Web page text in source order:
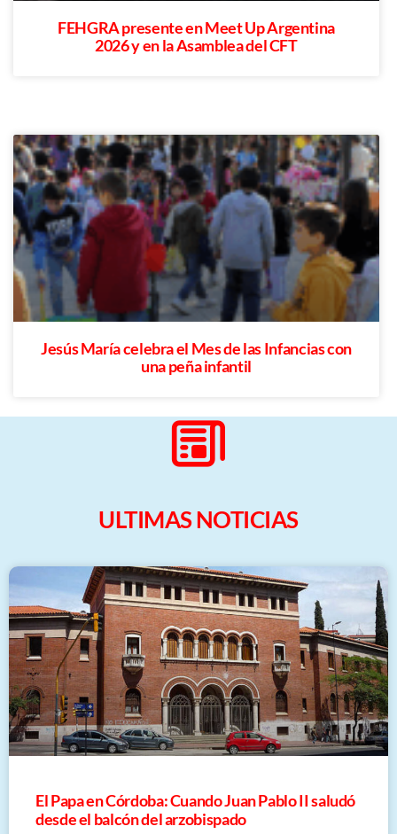
FEHGRA presente en Meet Up Argentina
2026 y en la Asamblea del CFT
Jesús María celebra el Mes de las Infancias con
una peña infantil
ULTIMAS NOTICIAS
El Papa en Córdoba: Cuando Juan Pablo II saludó
desde el balcón del arzobispado